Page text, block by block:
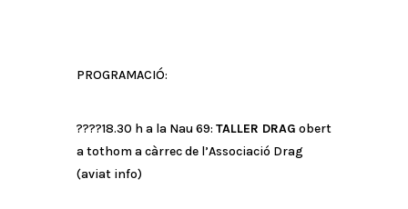
PROGRAMACIÓ:
????18.30 h a la Nau 69: TALLER DRAG obert
a tothom a càrrec de l’Associació Drag
(aviat info)